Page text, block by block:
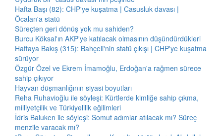
Hafta Başı (82): CHP'ye kuşatma | Casusluk davası |
Öcalan'a statü
Süreçten geri dönüş yok mu sahiden?
Burcu Köksal'ın AKP'ye katılacak olmasının düşündürdükleri
Haftaya Bakış (315): Bahçeli'nin statü çıkışı | CHP'ye kuşatma
sürüyor
Özgür Özel ve Ekrem İmamoğlu, Erdoğan'a rağmen sürece
sahip çıkıyor
Hayvan düşmanlığının siyasi boyutları
Reha Ruhavioğlu ile söyleşi: Kürtlerde kimliğe sahip çıkma,
milliyetçilik ve Türkiyelilik eğilimleri
İdris Baluken ile söyleşi: Somut adımlar atılacak mı? Süreç
menzile varacak mı?